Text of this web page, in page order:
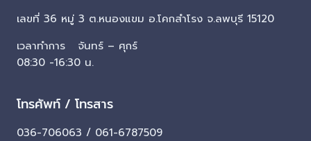
เลขที่ 36 หมู่ 3 ต.หนองแขม อ.โคกสำโรง จ.ลพบุรี 15120
เวลาทำการ จันทร์ – ศุกร์
08:30 -16:30 น.
โทรศัพท์ / โทรสาร
036-706063 / 061-6787509